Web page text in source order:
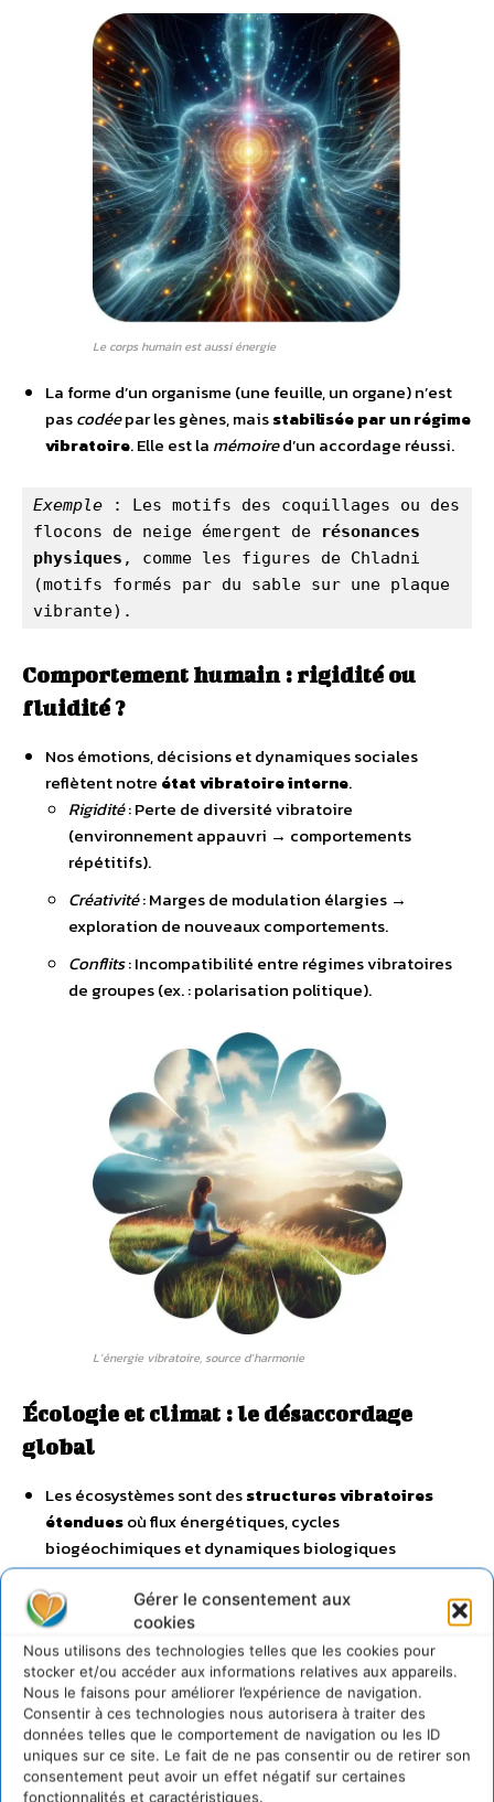
Gérer le consentement aux
cookies
Nous utilisons des technologies telles que les cookies pour
stocker et/ou accéder aux informations relatives aux appareils.
Nous le faisons pour améliorer l’expérience de navigation.
Consentir à ces technologies nous autorisera à traiter des
données telles que le comportement de navigation ou les ID
uniques sur ce site. Le fait de ne pas consentir ou de retirer son
consentement peut avoir un effet négatif sur certaines
fonctionnalités et caractéristiques.
Le corps humain est aussi énergie
La forme d’un organisme (une feuille, un organe) n’est
pascodéepar les gènes, maisstabilisée par un régime
vibratoire. Elle est la mémoired’un accordage réussi.
Exemple : Les motifs des coquillages ou des
flocons de neige émergent de
résonances
physiques , comme les figures de Chladni
(motifs formés par du sable sur une plaque
vibrante).
Comportement humain : rigidité ou
fluidité ?
Nos émotions, décisions et dynamiques sociales
reflètent notre état vibratoire interne.
Rigidité: Perte de diversité vibratoire
(environnement appauvri → comportements
répétitifs).
Créativité: Marges de modulation élargies →
exploration de nouveaux comportements.
Conflits: Incompatibilité entre régimes vibratoires
de groupes (ex. : polarisation politique).
L’énergie vibratoire, source d’harmonie
Écologie et climat : le désaccordage
global
Les écosystèmes sont desstructures vibratoires
étenduesoù flux énergétiques, cycles
biogéochimiques et dynamiques biologiques
s’ajustent.
Le dérèglement climatique n’est pas seulement une
accumulation de CO₂, mais un
désaccordage
systémique:
Perte desmicro-gradients(sols, forêts, océans) qui
amortissent les variations.
Simplification des réseaux écologiques → perte de
résilience(ex. : pullulations d’espèces invasives).